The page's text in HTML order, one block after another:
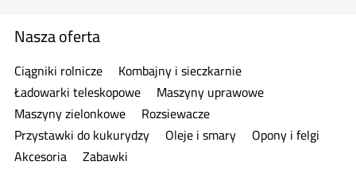
Nasza oferta
Ciągniki rolnicze
Kombajny i sieczkarnie
Ładowarki teleskopowe
Maszyny uprawowe
Maszyny zielonkowe
Rozsiewacze
Przystawki do kukurydzy
Oleje i smary
Opony i felgi
Akcesoria
Zabawki